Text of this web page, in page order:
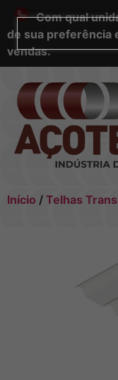
Com qual
de sua preferência
vendas.
Início / Telhas